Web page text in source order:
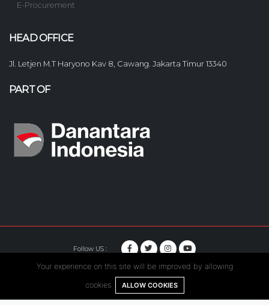
E-Procurement
HEAD OFFICE
Jl. Letjen M.T Haryono Kav 8, Cawang. Jakarta Timur 13340
PART OF
Follow US :
© Copyright 2020. Hutama Karya All Rights Reserved.
Your experience on this site will be improved by allowing
cookies. ALLOW COOKIES